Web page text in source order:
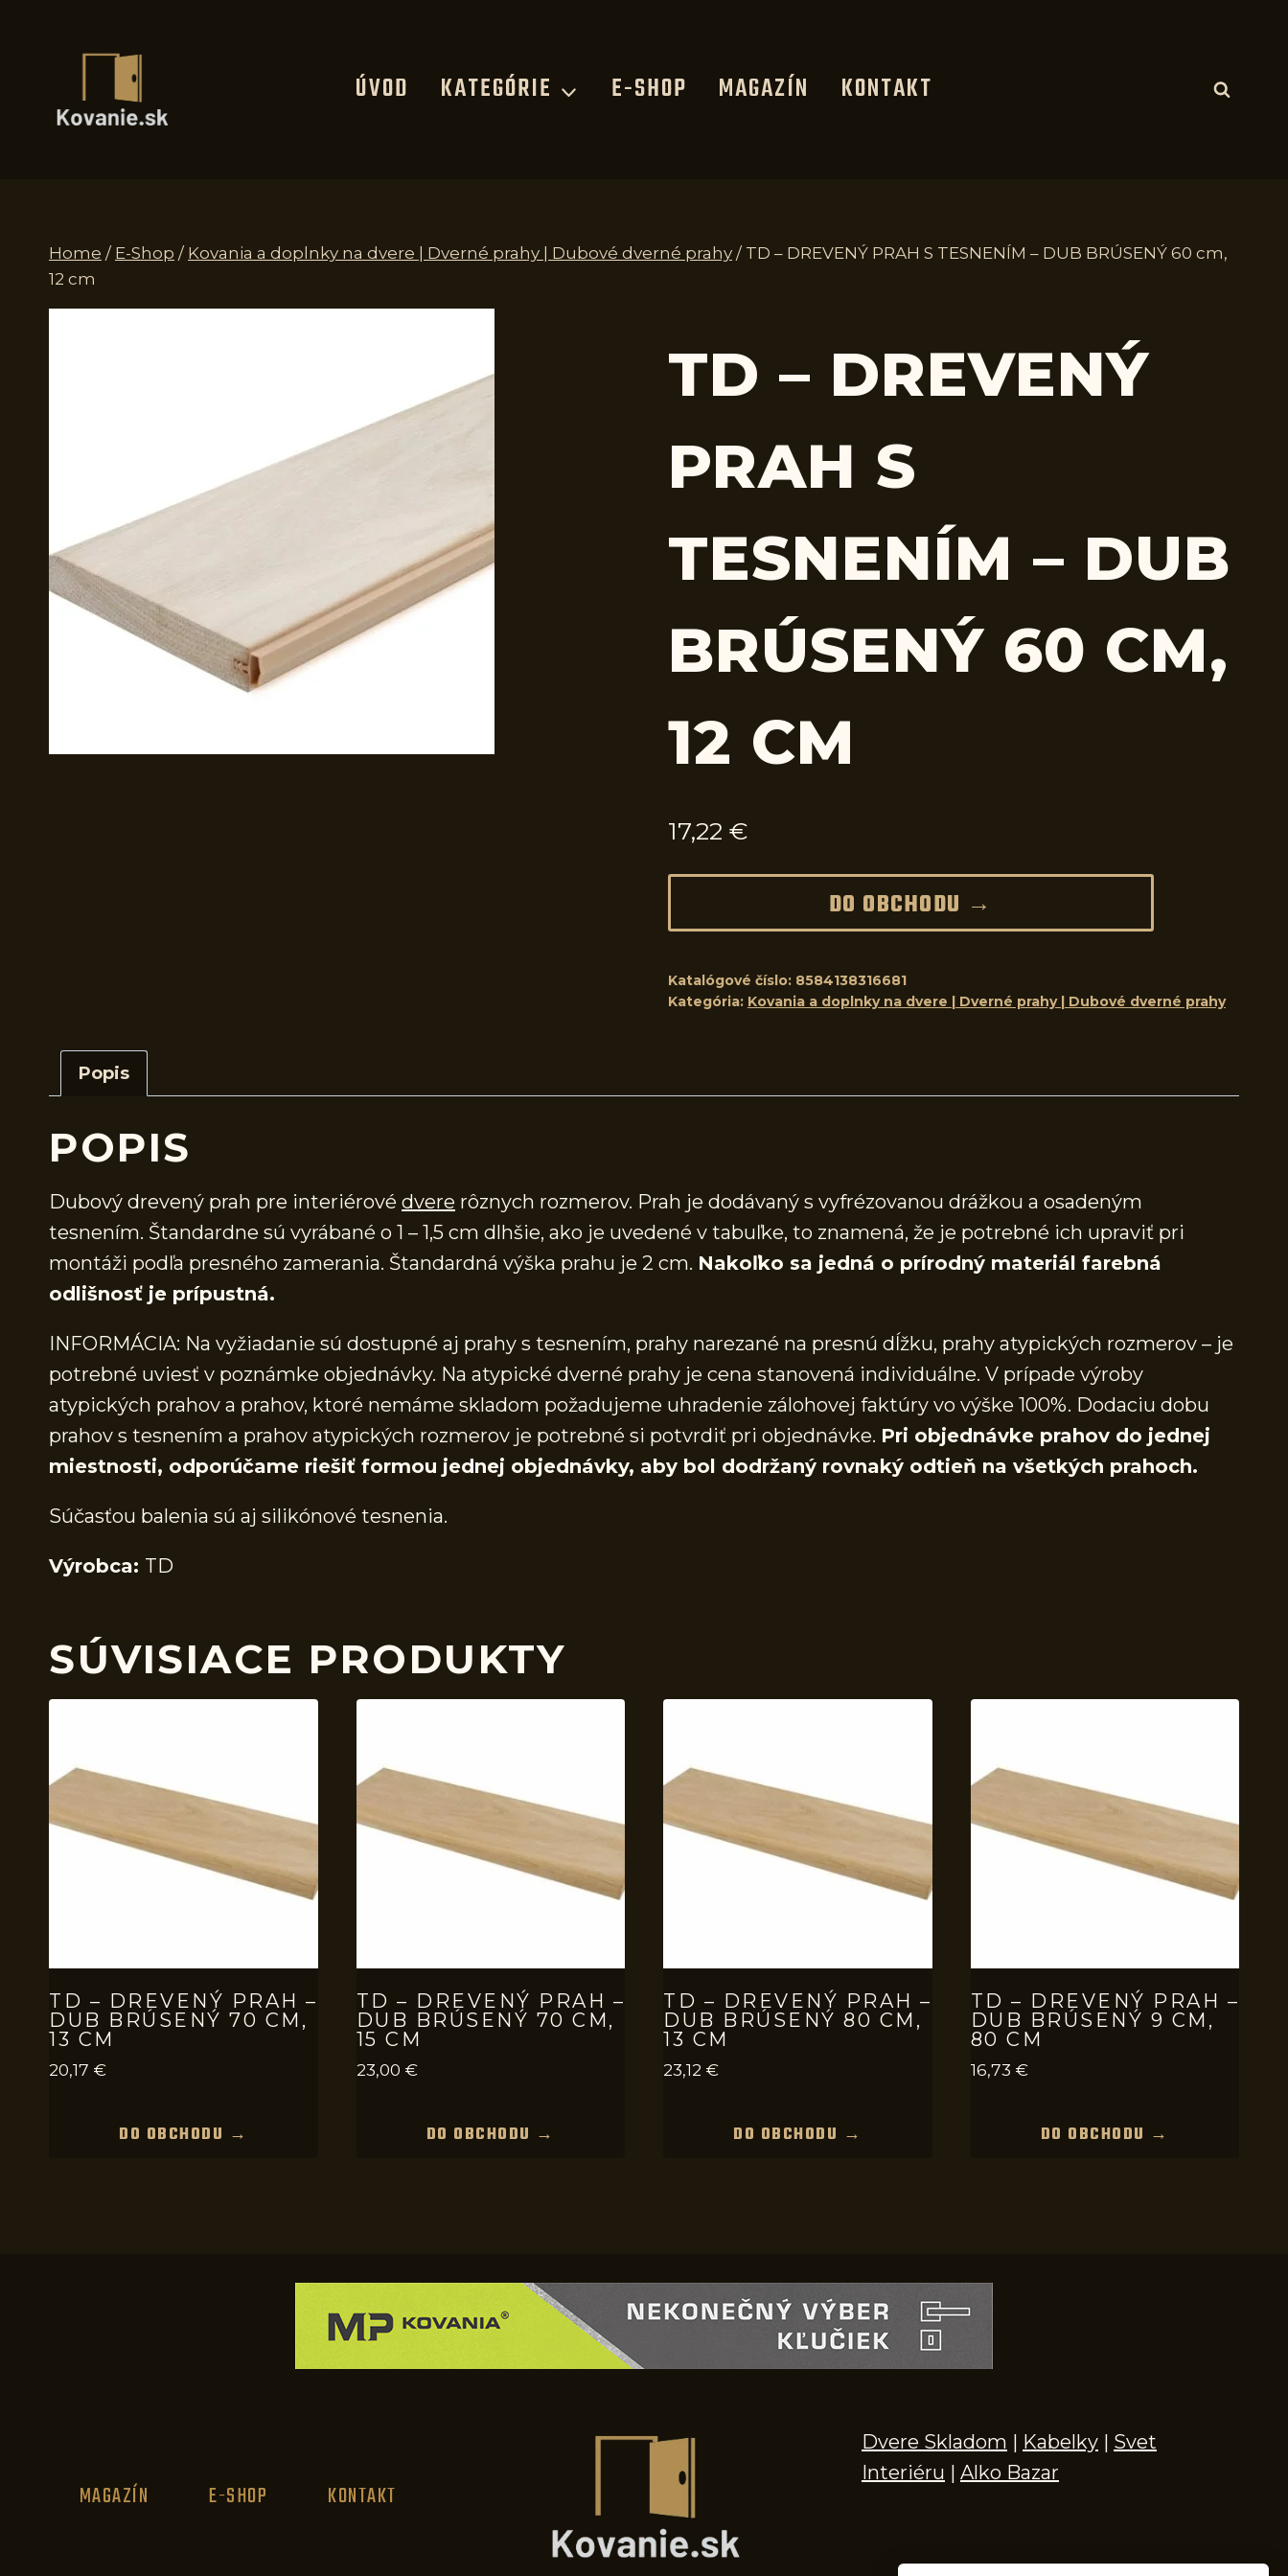
ÚVOD KATEGÓRIE E-SHOP MAGAZÍN KONTAKT
Home / E-Shop / Kovania a doplnky na dvere | Dverné prahy | Dubové dverné prahy / TD – DREVENÝ PRAH S TESNENÍM – DUB BRÚSENÝ 60 cm,
12 cm
TD – DREVENÝ
PRAH S
TESNENÍM – DUB
BRÚSENÝ 60 CM,
12 CM
17,22 €
DO OBCHODU →
Katalógové číslo: 8584138316681
Kategória: Kovania a doplnky na dvere | Dverné prahy | Dubové dverné prahy
Popis
POPIS
Dubový drevený prah pre interiérové dvere rôznych rozmerov. Prah je dodávaný s vyfrézovanou drážkou a osadeným
tesnením. Štandardne sú vyrábané o 1 – 1,5 cm dlhšie, ako je uvedené v tabuľke, to znamená, že je potrebné ich upraviť pri
montáži podľa presného zamerania. Štandardná výška prahu je 2 cm. Nakoľko sa jedná o prírodný materiál farebná
odlišnosť je prípustná.
INFORMÁCIA: Na vyžiadanie sú dostupné aj prahy s tesnením, prahy narezané na presnú dĺžku, prahy atypických rozmerov – je
potrebné uviesť v poznámke objednávky. Na atypické dverné prahy je cena stanovená individuálne. V prípade výroby
atypických prahov a prahov, ktoré nemáme skladom požadujeme uhradenie zálohovej faktúry vo výške 100%. Dodaciu dobu
prahov s tesnením a prahov atypických rozmerov je potrebné si potvrdiť pri objednávke. Pri objednávke prahov do jednej
miestnosti, odporúčame riešiť formou jednej objednávky, aby bol dodržaný rovnaký odtieň na všetkých prahoch.
Súčasťou balenia sú aj silikónové tesnenia.
Výrobca: TD
SÚVISIACE PRODUKTY
TD – DREVENÝ PRAH –
DUB BRÚSENÝ 70 CM,
13 CM
20,17 €
DO OBCHODU →
TD – DREVENÝ PRAH –
DUB BRÚSENÝ 70 CM,
15 CM
23,00 €
DO OBCHODU →
TD – DREVENÝ PRAH –
DUB BRÚSENÝ 80 CM,
13 CM
23,12 €
DO OBCHODU →
TD – DREVENÝ PRAH –
DUB BRÚSENÝ 9 CM,
80 CM
16,73 €
DO OBCHODU →
MAGAZÍN E-SHOP KONTAKT
Dvere Skladom | Kabelky | Svet
Interiéru | Alko Bazar